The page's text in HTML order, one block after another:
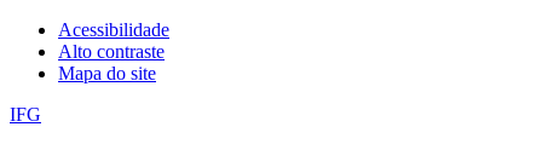
Acessibilidade
Alto contraste
Mapa do site
IFG